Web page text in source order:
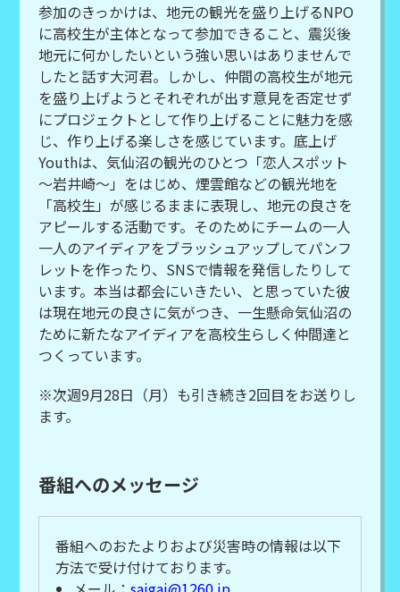
参加のきっかけは、地元の観光を盛り上げるNPO
に高校生が主体となって参加できること、震災後
地元に何かしたいという強い思いはありませんで
したと話す大河君。しかし、仲間の高校生が地元
を盛り上げようとそれぞれが出す意見を否定せず
にプロジェクトとして作り上げることに魅力を感
じ、作り上げる楽しさを感じています。底上げ
Youthは、気仙沼の観光のひとつ「恋人スポット
～岩井崎～」をはじめ、煙雲館などの観光地を
「高校生」が感じるままに表現し、地元の良さを
アピールする活動です。そのためにチームの一人
一人のアイディアをブラッシュアップしてパンフ
レットを作ったり、SNSで情報を発信したりして
います。本当は都会にいきたい、と思っていた彼
は現在地元の良さに気がつき、一生懸命気仙沼の
ために新たなアイディアを高校生らしく仲間達と
つくっています。
※次週9月28日（月）も引き続き2回目をお送りし
ます。
番組へのメッセージ
番組へのおたよりおよび災害時の情報は以下
方法で受け付けております。